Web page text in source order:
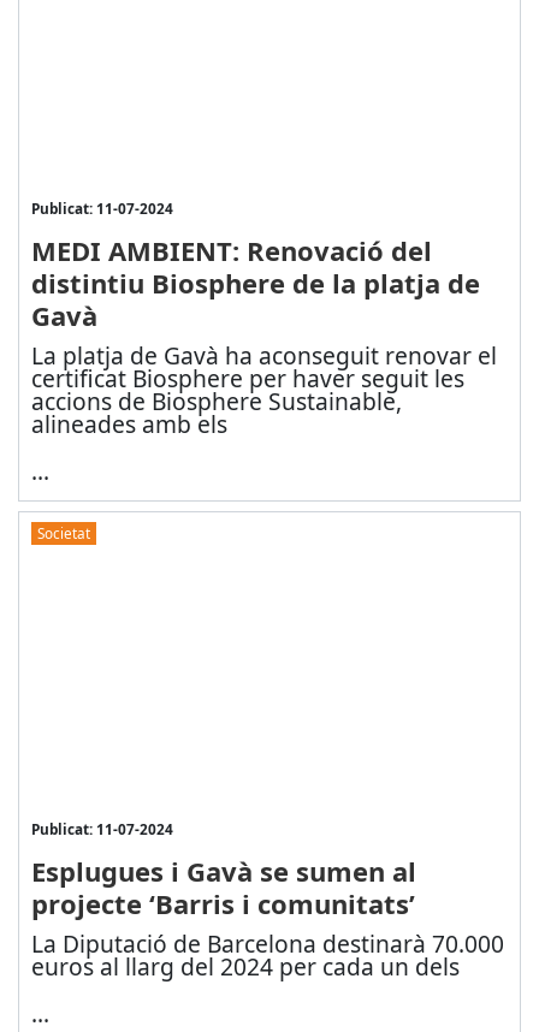
Publicat: 11-07-2024
MEDI AMBIENT: Renovació del
distintiu Biosphere de la platja de
Gavà
La platja de Gavà ha aconseguit renovar el
certificat Biosphere per haver seguit les
accions de Biosphere Sustainable,
alineades amb els
...
Societat
Publicat: 11-07-2024
Esplugues i Gavà se sumen al
projecte ‘Barris i comunitats’
La Diputació de Barcelona destinarà 70.000
euros al llarg del 2024 per cada un dels
...